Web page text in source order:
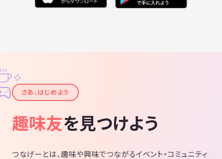
✦
✧
さあ、はじめよう
趣味友を見つけよう
つなげーとは、趣味や興味でつながるイベント・コミュニティ